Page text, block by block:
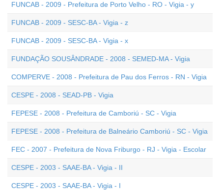
FUNCAB - 2009 - Prefeitura de Porto Velho - RO - Vigia - y
FUNCAB - 2009 - SESC-BA - Vigia - z
FUNCAB - 2009 - SESC-BA - Vigia - x
FUNDAÇÃO SOUSÂNDRADE - 2008 - SEMED-MA - Vigia
COMPERVE - 2008 - Prefeitura de Pau dos Ferros - RN - Vigia
CESPE - 2008 - SEAD-PB - Vigia
FEPESE - 2008 - Prefeitura de Camboriú - SC - Vigia
FEPESE - 2008 - Prefeitura de Balneário Camboriú - SC - Vigia
FEC - 2007 - Prefeitura de Nova Friburgo - RJ - Vigia - Escolar
CESPE - 2003 - SAAE-BA - Vigia - II
CESPE - 2003 - SAAE-BA - Vigia - I